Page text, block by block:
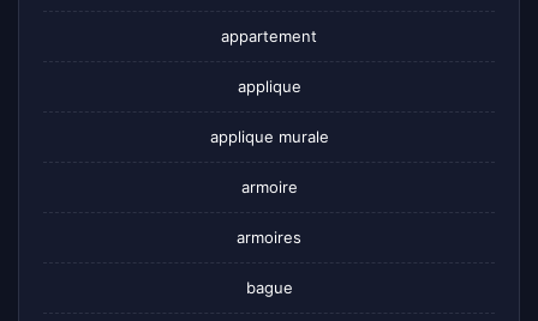
appartement
applique
applique murale
armoire
armoires
bague